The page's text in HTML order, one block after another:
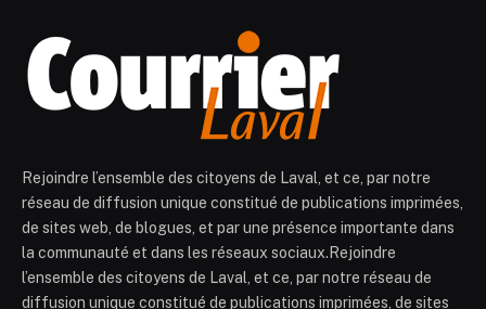
Rejoindre l’ensemble des citoyens de Laval, et ce, par notre
réseau de diffusion unique constitué de publications imprimées,
de sites web, de blogues, et par une présence importante dans
la communauté et dans les réseaux sociaux.Rejoindre
l’ensemble des citoyens de Laval, et ce, par notre réseau de
diffusion unique constitué de publications imprimées, de sites